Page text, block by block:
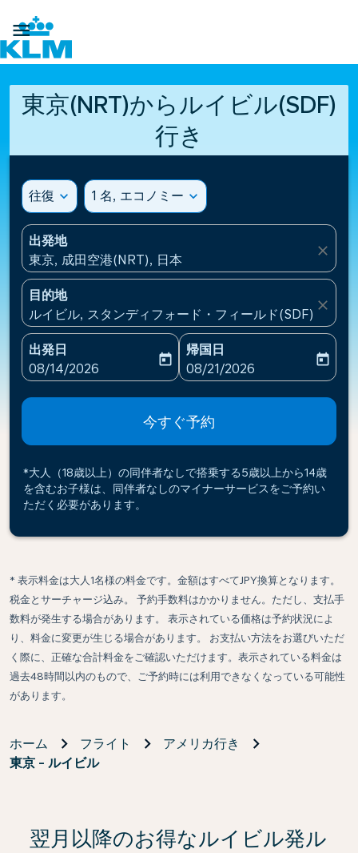

東京(NRT)からルイビル(SDF)
行き
往復 expand_more 1 名, エコノミー expand_more
出発地
東京, 成田空港(NRT), 日本
close
目的地
ルイビル, スタンディフォード・フィールド(SDF), アメ
close
出発日
fc-booking-departure-date-aria-label
08/14/2026
today
帰国日
fc-booking-return-date-
08/21/2026
today
今すぐ予約
*大人（18歳以上）の同伴者なしで搭乗する5歳以上から14歳
を含むお子様は、同伴者なしのマイナーサービスをご予約い
ただく必要があります。
* 表示料金は大人1名様の料金です。金額はすべてJPY換算となります。
税金とサーチャージ込み。 予約手数料はかかりません。ただし、支払手
数料が発生する場合があります。 表示されている価格は予約状況によ
り、料金に変更が生じる場合があります。 お支払い方法をお選びいただ
く際に、正確な合計料金をご確認いただけます。表示されている料金は
過去48時間以内のもので、ご予約時には利用できなくなっている可能性
があります。
ホーム フライト
アメリカ行き
東京 - ルイビル
翌月以降のお得なルイビル発ル
検索結果がない場合は、「オファーを見る」をクリック